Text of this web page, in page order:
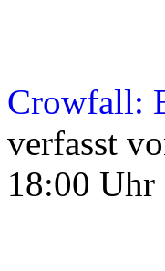
Crowfall:
verfasst
18:00 Uhr